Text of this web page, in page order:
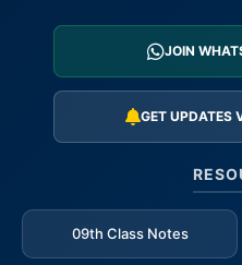
JOIN
GET UPDATES
09th Class Notes